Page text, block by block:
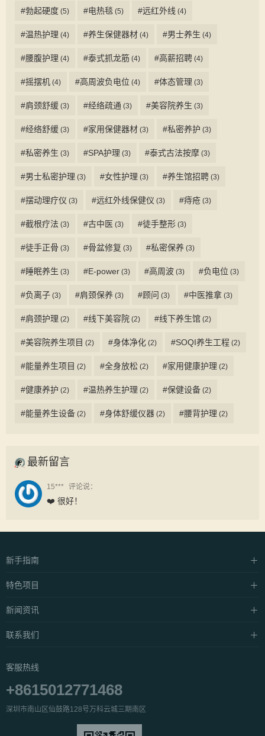
#勃起硬度 (5) #电热毯 (5) #远红外线 (4)
#温热护理 (4) #养生保健器材 (4) #男士养生 (4)
#腰腹护理 (4) #泰式抓龙筋 (4) #高薪招聘 (4)
#摇摆机 (4) #高周波负电位 (4) #体态管理 (3)
#肩颈舒缓 (3) #经络疏通 (3) #美容院养生 (3)
#经络舒缓 (3) #家用保健器材 (3) #私密养护 (3)
#私密养生 (3) #SPA护理 (3) #泰式古法按摩 (3)
#男士私密护理 (3) #女性护理 (3) #养生馆招聘 (3)
#摆动理疗仪 (3) #远红外线保健仪 (3) #痔疮 (3)
#截根疗法 (3) #古中医 (3) #徒手整形 (3)
#徒手正骨 (3) #骨盆修复 (3) #私密保养 (3)
#睡眠养生 (3) #E-power (3) #高周波 (3) #负电位 (3)
#负离子 (3) #肩颈保养 (3) #顾问 (3) #中医推拿 (3)
#肩颈护理 (2) #线下美容院 (2) #线下养生馆 (2)
#美容院养生项目 (2) #身体净化 (2) #SOQI养生工程 (2)
#能量养生项目 (2) #全身放松 (2) #家用健康护理 (2)
#健康养护 (2) #温热养生护理 (2) #保健设备 (2)
#能量养生设备 (2) #身体舒缓仪器 (2) #腰背护理 (2)
最新留言
15*** 评论说：
❤️ 很好！
新手指南
硬件设施
特色项目
中泰·抓龙筋
新闻资讯
养生资讯
公益活动
联系我们
人才招聘
客服热线
+8615012771468
深圳市南山区仙鼓路128号万科云城三期南区